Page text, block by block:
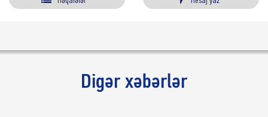
Digər xəbərlər